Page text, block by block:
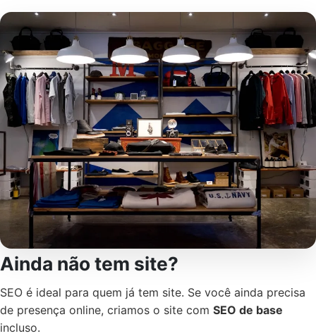
Ainda não tem site?
SEO é ideal para quem já tem site. Se você ainda precisa
de presença online, criamos o site com SEO de base
incluso.